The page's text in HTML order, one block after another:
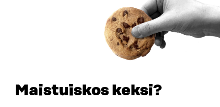
Maistuiskos keksi?